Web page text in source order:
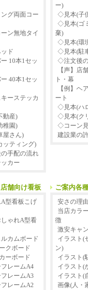
グ両面コー
ン無地タイ
ド
10本1セッ
40本1セッ
キーステッカ
動産)
稚園)
屋さん)
ティング)
手配の流れ
カー
ー)
◇見本(子
◇見本(ゴ
棄)
◇見本(環
◇見本(駐
◇注文後
【声】店
ト・幕
【例】ヘ
ート
◇見本(ハ
◇見本(ク
◇コーン
建設業の
舗向け看板
型看板こげ
ゃれA型看
カムボード
クボード
ーボード
レームA4
レームA3
レームA2
ご案内各
安さの理由
当店カラ
徴
激安キャ
イラスト(
ン)
イラスト(
イラスト(
イラスト(
画像(人・